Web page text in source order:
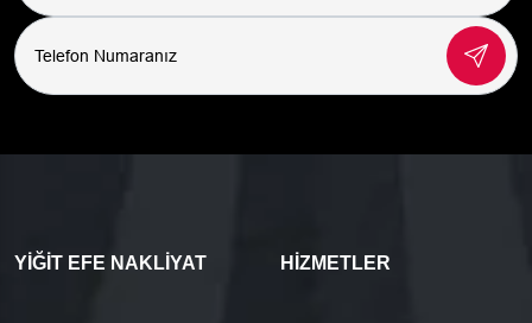
YIĞIT EFE NAKLIYAT HIZMETLER